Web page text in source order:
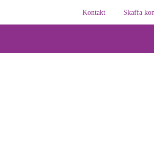
Kontakt
Skaffa